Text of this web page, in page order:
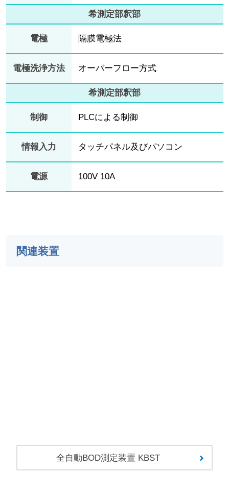
希測定部釈部
電極 隔膜電極法
電極洗浄方法 オーバーフロー方式
希測定部釈部
制御 PLCによる制御
情報入力 タッチパネル及びパソコン
電源 100V 10A
関連装置
全自動BOD測定装置 KBST